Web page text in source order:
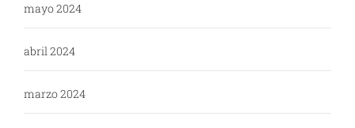
mayo 2024
abril 2024
marzo 2024